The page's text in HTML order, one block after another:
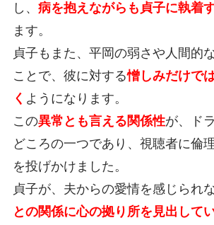
し、 病を抱えながらも貞子に執着
ます。
貞子もまた、平岡の弱さや人間的
ことで、彼に対する憎しみだけで
く ようになります。
この異常とも言える関係性が、ド
どころの一つであり、視聴者に倫
を投げかけました。
貞子が、夫からの愛情を感じられ
との関係に心の拠り所を見出して